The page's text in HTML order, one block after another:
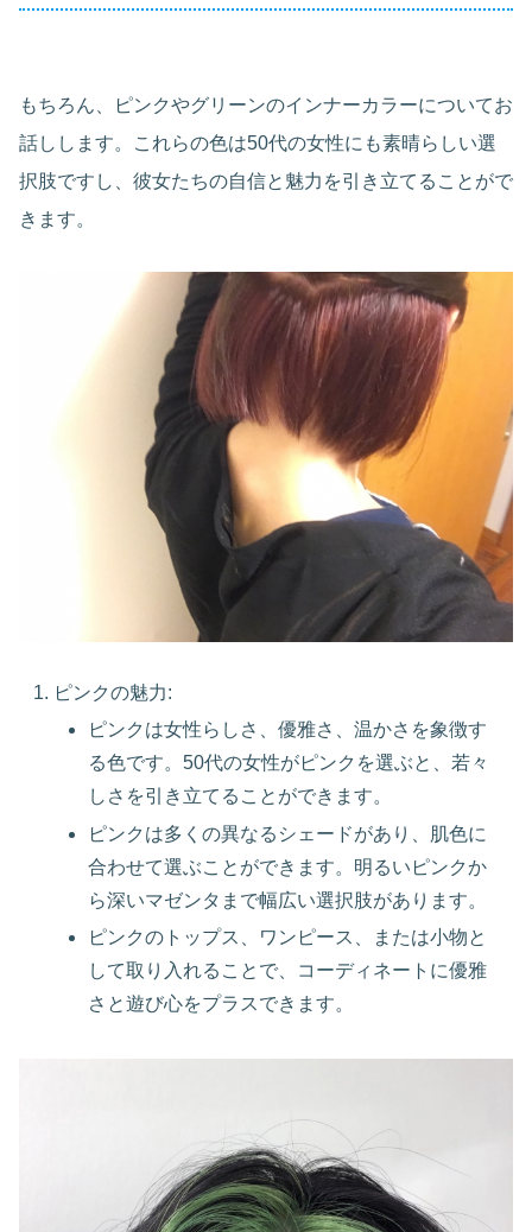
もちろん、ピンクやグリーンのインナーカラーについてお
話しします。これらの色は50代の女性にも素晴らしい選
択肢ですし、彼女たちの自信と魅力を引き立てることがで
きます。
ピンクの魅力:
ピンクは女性らしさ、優雅さ、温かさを象徴す
る色です。50代の女性がピンクを選ぶと、若々
しさを引き立てることができます。
ピンクは多くの異なるシェードがあり、肌色に
合わせて選ぶことができます。明るいピンクか
ら深いマゼンタまで幅広い選択肢があります。
ピンクのトップス、ワンピース、または小物と
して取り入れることで、コーディネートに優雅
さと遊び心をプラスできます。